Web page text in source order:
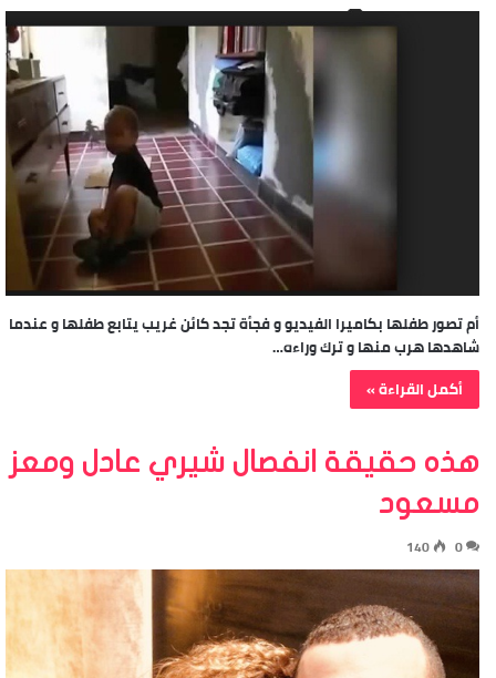
أم تصور طفلها بكاميرا الفيديو و فجأة تجد كائن غريب يتابع طفلها و عندما
شاهدها هرب منها و ترك وراءه…
أكمل القراءة »
هذه حقيقة انفصال شيري عادل ومعز
مسعود
0
140